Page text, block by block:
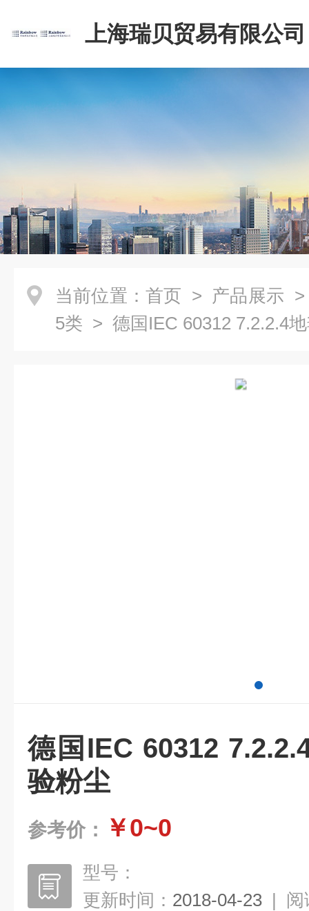
上海瑞贝贸易有限公司
当前位置： 首页 > 产品展示
5类 > 德国IEC 60312 7.2.2.4
德国IEC 60312
验粉尘
参考价： ￥0~0
型号：
更新时间： 2018-04-23 | 阅